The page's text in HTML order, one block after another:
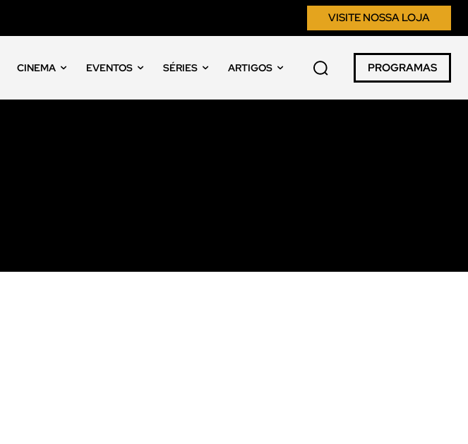
VISITE NOSSA LOJA
CINEMA EVENTOS SÉRIES ARTIGOS PROGRAMAS